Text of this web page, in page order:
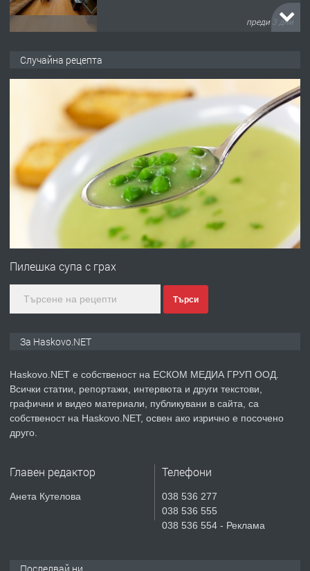
преди 3 дни
АПАРТАМЕНТ В ЦЕНТЪРА НА ГР.
ХАСКОВО
преди 4 дни
ПРЕДЛАГА Давам гараж под наем
№4120 Магазин/Офис под наем в кв.
градската градина!
преди 5 дни
ПРЕДЛАГА
Продавам парцел в гр. Хасково кв.
СГЛОБЯВАНЕ НА МЕБЕЛИ.
Случайна рецепта
Пилешка супа с грах
Търси
За Haskovo.NET
Haskovo.NET е собственост на ЕСКОМ МЕДИА ГРУП ООД.
Всички статии, репортажи, интервюта и други текстови,
графични и видео материали, публикувани в сайта, са
собственост на Haskovo.NET, освен ако изрично е посочено
друго.
Главен редактор
Анета Кутелова
Телефони
038 536 277
038 536 555
038 536 554 - Реклама